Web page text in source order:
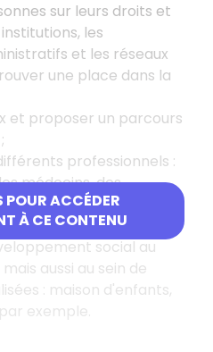
POUR ACCÉDER
À CE CONTENU
sur leurs droits et
les
et les réseaux
une place dans la
et proposer un parcours
professionnels :
médecins, des
etc., afin de
et le lien social ;
social au
aussi au sein de
: maison d'enfants,
exemple.